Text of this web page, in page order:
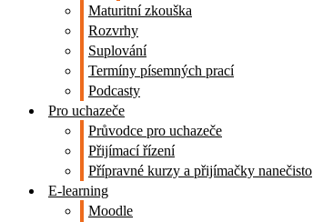
Maturitní zkouška
Rozvrhy
Suplování
Termíny písemných prací
Podcasty
Pro uchazeče
Průvodce pro uchazeče
Přijímací řízení
Přípravné kurzy a přijímačky nanečisto
E-learning
Moodle